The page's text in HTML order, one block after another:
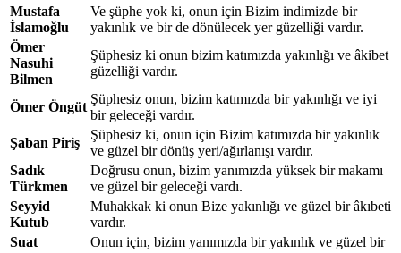
Mustafa
İslamoğlu
Ve şüphe yok ki, onun için Bizim indimizde bir
yakınlık ve bir de dönülecek yer güzelliği vardır.
Ömer
Nasuhi
Bilmen
Şüphesiz ki onun bizim katımızda yakınlığı ve âkibet
güzelliği vardır.
Ömer Öngüt
Şüphesiz onun, bizim katımızda bir yakınlığı ve iyi
bir geleceği vardır.
Şaban Piriş
Şüphesiz ki, onun için Bizim katımızda bir yakınlık
ve güzel bir dönüş yeri/ağırlanışı vardır.
Sadık
Türkmen
Doğrusu onun, bizim yanımızda yüksek bir makamı
ve güzel bir geleceği vardı.
Seyyid
Kutub
Muhakkak ki onun Bize yakınlığı ve güzel bir âkıbeti
vardır.
Suat
Onun için, bizim yanımızda bir yakınlık ve güzel bir